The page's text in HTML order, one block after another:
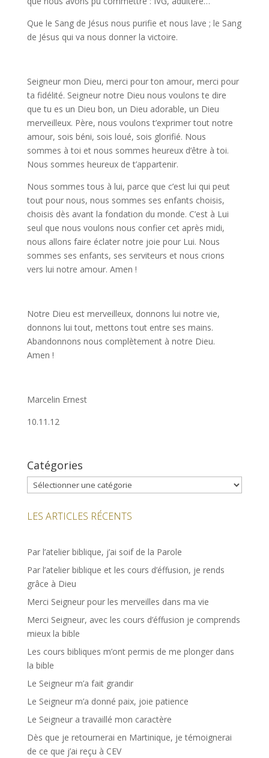
Que le Sang de Jésus nous purifie et nous lave ; le Sang
de Jésus qui va nous donner la victoire.
Seigneur mon Dieu, merci pour ton amour, merci pour
ta fidélité. Seigneur notre Dieu nous voulons te dire
que tu es un Dieu bon, un Dieu adorable, un Dieu
merveilleux. Père, nous voulons t’exprimer tout notre
amour, sois béni, sois loué, sois glorifié. Nous
sommes à toi et nous sommes heureux d’être à toi.
Nous sommes heureux de t’appartenir.
Nous sommes tous à lui, parce que c’est lui qui peut
tout pour nous, nous sommes ses enfants choisis,
choisis dès avant la fondation du monde. C’est à Lui
seul que nous voulons nous confier cet après midi,
nous allons faire éclater notre joie pour Lui. Nous
sommes ses enfants, ses serviteurs et nous crions
vers lui notre amour. Amen !
Notre Dieu est merveilleux, donnons lui notre vie,
donnons lui tout, mettons tout entre ses mains.
Abandonnons nous complètement à notre Dieu.
Amen !
Marcelin Ernest
10.11.12
Catégories
Catégories
LES ARTICLES RÉCENTS
Par l’atelier biblique, j’ai soif de la Parole
Par l’atelier biblique et les cours d’éffusion, je rends
grâce à Dieu
Merci Seigneur pour les merveilles dans ma vie
Merci Seigneur, avec les cours d’éffusion je comprends
mieux la bible
Les cours bibliques m’ont permis de me plonger dans
la bible
Le Seigneur m’a fait grandir
Le Seigneur m’a donné paix, joie patience
Le Seigneur a travaillé mon caractère
Dès que je retournerai en Martinique, je témoignerai
de ce que j’ai reçu à CEV